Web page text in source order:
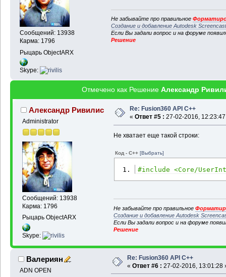
Сообщений: 13938
Карма: 1796
Рыцарь ObjectARX
Skype:
Не забывайте про правильное
Создание и добавление Autodesk
Если Вы задали вопрос и на форуме
Решение
Отмечено как Решение Александр
Александр Ривилис
Administrator
Сообщений: 13938
Карма: 1796
Рыцарь ObjectARX
Skype:
Re: Fusion360 API C++
« Ответ #5 : 27-02-2016,
Не хватает еще такой строки:
Код - C++ [Выбрать]
#include <Core/
Не забывайте про правильное
Создание и добавление Autodesk
Если Вы задали вопрос и на форуме
Решение
Валериян
ADN OPEN
Re: Fusion360 API C++
« Ответ #6 : 27-02-2016, 13:01:28